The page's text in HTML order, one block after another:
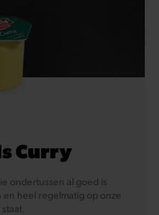
Curry
ondertussen al goed is
heel regelmatig op onze